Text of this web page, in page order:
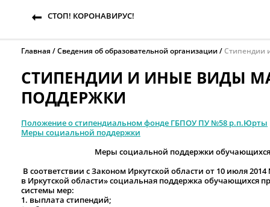
СТОП! КОРОНАВИРУС!
Главная Сведения об образовательной организации Стипендии
СТИПЕНДИИ И ИНЫЕ ВИДЫ
ПОДДЕРЖКИ
Положение о стипендиальном фонде ГБПОУ ПУ №58 р.п.Юрты
Меры социальной поддержки
Меры социальной поддержки
В соответствии с Законом Иркутской области от 10 июля
в Иркутской области» социальная поддержка обучающихся
системы мер:
1. выплата стипендий;